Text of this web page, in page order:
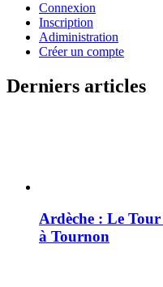
Connexion
Inscription
Adiministration
Créer un compte
Derniers articles
Ardèche : Le
à Tournon